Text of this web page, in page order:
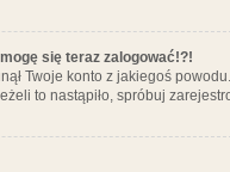
się teraz zalogować!?!
Twoje konto z jakiegoś
to nastąpiło, spróbuj